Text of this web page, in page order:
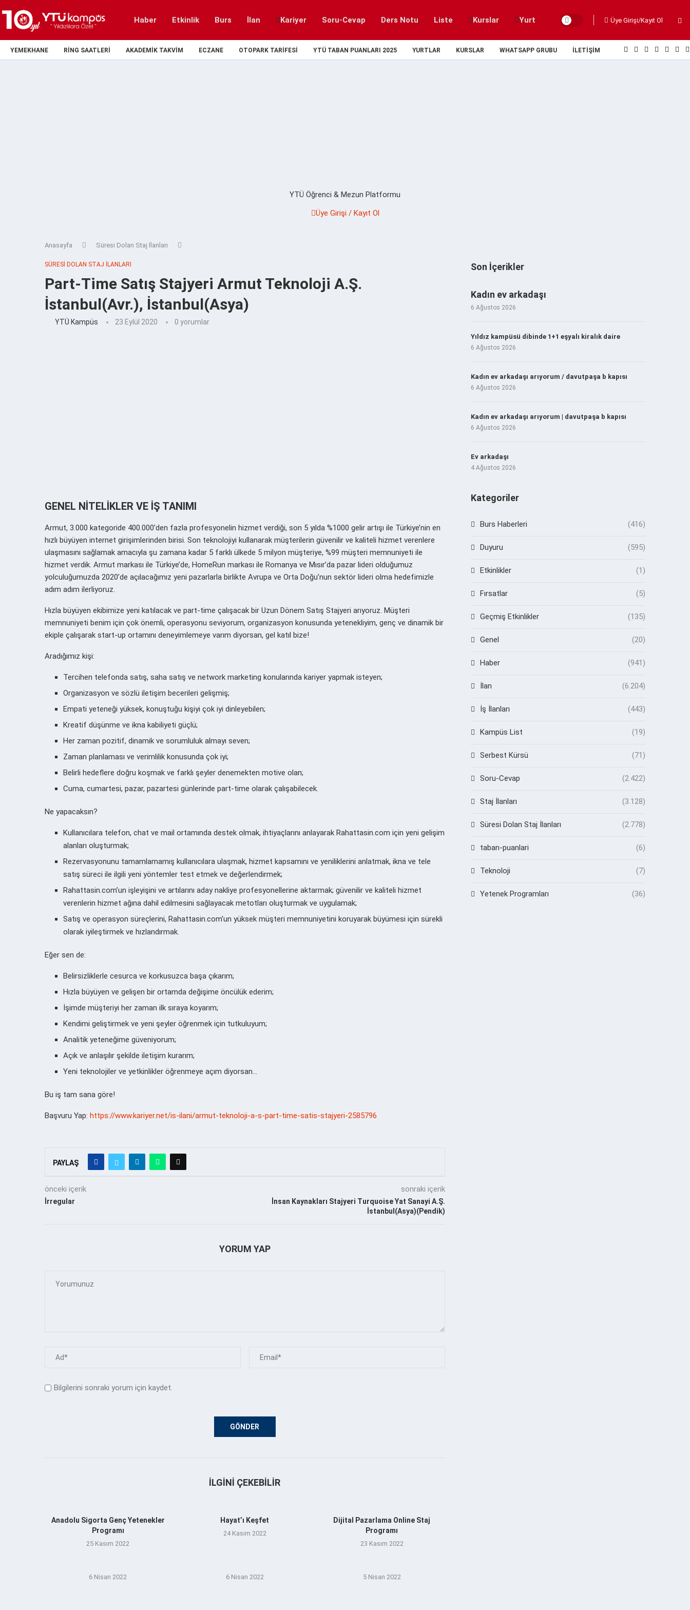
Haber Etkinlik Burs İlan Kariyer Soru-Cevap Ders Notu Liste Kurslar Yurt Üye Girişi/Kayıt Ol
YEMEKHANE RING SAATLERI AKADEMIK TAKVIM ECZANE OTOPARK TARIFESI YTÜ TABAN PUANLARI 2025 YURTLAR KURSLAR WHATSAPP GRUBU İLETIŞIM
YTÜ Öğrenci & Mezun Platformu
Üye Girişi / Kayıt Ol
Anasayfa Süresi Dolan Staj İlanları
SÜRESI DOLAN STAJ İLANLARI
Part-Time Satış Stajyeri Armut Teknoloji A.Ş.
İstanbul(Avr.), İstanbul(Asya)
YTÜ Kampüs 23 Eylül 2020 0 yorumlar
GENEL NİTELİKLER VE İŞ TANIMI
Armut, 3.000 kategoride 400.000’den fazla profesyonelin hizmet verdiği, son 5 yılda %1000 gelir artışı ile Türkiye’nin en
hızlı büyüyen internet girişimlerinden birisi. Son teknolojiyi kullanarak müşterilerin güvenilir ve kaliteli hizmet verenlere
ulaşmasını sağlamak amacıyla şu zamana kadar 5 farklı ülkede 5 milyon müşteriye, %99 müşteri memnuniyeti ile
hizmet verdik. Armut markası ile Türkiye’de, HomeRun markası ile Romanya ve Mısır’da pazar lideri olduğumuz
yolculuğumuzda 2020’de açılacağımız yeni pazarlarla birlikte Avrupa ve Orta Doğu’nun sektör lideri olma hedefimizle
adım adım ilerliyoruz.
Hızla büyüyen ekibimize yeni katılacak ve part-time çalışacak bir Uzun Dönem Satış Stajyeri arıyoruz. Müşteri
memnuniyeti benim için çok önemli, operasyonu seviyorum, organizasyon konusunda yetenekliyim, genç ve dinamik bir
ekiple çalışarak start-up ortamını deneyimlemeye varım diyorsan, gel katıl bize!
Aradığımız kişi:
Tercihen telefonda satış, saha satış ve network marketing konularında kariyer yapmak isteyen;
Organizasyon ve sözlü iletişim becerileri gelişmiş;
Empati yeteneği yüksek, konuştuğu kişiyi çok iyi dinleyebilen;
Kreatif düşünme ve ikna kabiliyeti güçlü;
Her zaman pozitif, dinamik ve sorumluluk almayı seven;
Zaman planlaması ve verimlilik konusunda çok iyi;
Belirli hedeflere doğru koşmak ve farklı şeyler denemekten motive olan;
Cuma, cumartesi, pazar, pazartesi günlerinde part-time olarak çalışabilecek.
Ne yapacaksın?
Kullanıcılara telefon, chat ve mail ortamında destek olmak, ihtiyaçlarını anlayarak Rahattasin.com için yeni gelişim
alanları oluşturmak;
Rezervasyonunu tamamlamamış kullanıcılara ulaşmak, hizmet kapsamını ve yeniliklerini anlatmak, ikna ve tele
satış süreci ile ilgili yeni yöntemler test etmek ve değerlendirmek;
Rahattasin.com’un işleyişini ve artılarını aday nakliye profesyonellerine aktarmak; güvenilir ve kaliteli hizmet
verenlerin hizmet ağına dahil edilmesini sağlayacak metotları oluşturmak ve uygulamak;
Satış ve operasyon süreçlerini, Rahattasin.com’un yüksek müşteri memnuniyetini koruyarak büyümesi için sürekli
olarak iyileştirmek ve hızlandırmak.
Eğer sen de:
Belirsizliklerle cesurca ve korkusuzca başa çıkarım;
Hızla büyüyen ve gelişen bir ortamda değişime öncülük ederim;
İşimde müşteriyi her zaman ilk sıraya koyarım;
Kendimi geliştirmek ve yeni şeyler öğrenmek için tutkuluyum;
Analitik yeteneğime güveniyorum;
Açık ve anlaşılır şekilde iletişim kurarım;
Yeni teknolojiler ve yetkinlikler öğrenmeye açım diyorsan…
Bu iş tam sana göre!
Başvuru Yap: https://www.kariyer.net/is-ilani/armut-teknoloji-a-s-part-time-satis-stajyeri-2585796
PAYLAŞ
önceki içerik
İrregular
sonraki içerik
İnsan Kaynakları Stajyeri Turquoise Yat Sanayi A.Ş.
İstanbul(Asya)(Pendik)
YORUM YAP
Bilgilerini sonraki yorum için kaydet.
İLGINI ÇEKEBILIR
Anadolu Sigorta Genç Yetenekler
Programı
25 Kasım 2022
Hayat’ı Keşfet
24 Kasım 2022
Dijital Pazarlama Online Staj
Programı
23 Kasım 2022
6 Nisan 2022 6 Nisan 2022 5 Nisan 2022
Son İçerikler
Kadın ev arkadaşı
6 Ağustos 2026
Yıldız kampüsü dibinde 1+1 eşyalı kiralık daire
6 Ağustos 2026
Kadın ev arkadaşı arıyorum / davutpaşa b kapısı
6 Ağustos 2026
Kadın ev arkadaşı arıyorum | davutpaşa b kapısı
6 Ağustos 2026
Ev arkadaşı
4 Ağustos 2026
Kategoriler
Burs Haberleri (416)
Duyuru (595)
Etkinlikler (1)
Fırsatlar (5)
Geçmiş Etkinlikler (135)
Genel (20)
Haber (941)
İlan (6.204)
İş İlanları (443)
Kampüs List (19)
Serbest Kürsü (71)
Soru-Cevap (2.422)
Staj İlanları (3.128)
Süresi Dolan Staj İlanları (2.778)
taban-puanlari (6)
Teknoloji (7)
Yetenek Programları (36)